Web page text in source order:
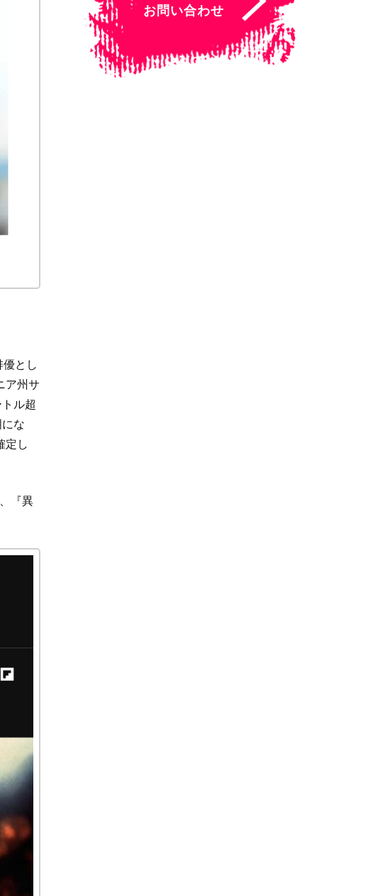
とし
ア州サ
トル超
な
定し
『異
お問い合わせ